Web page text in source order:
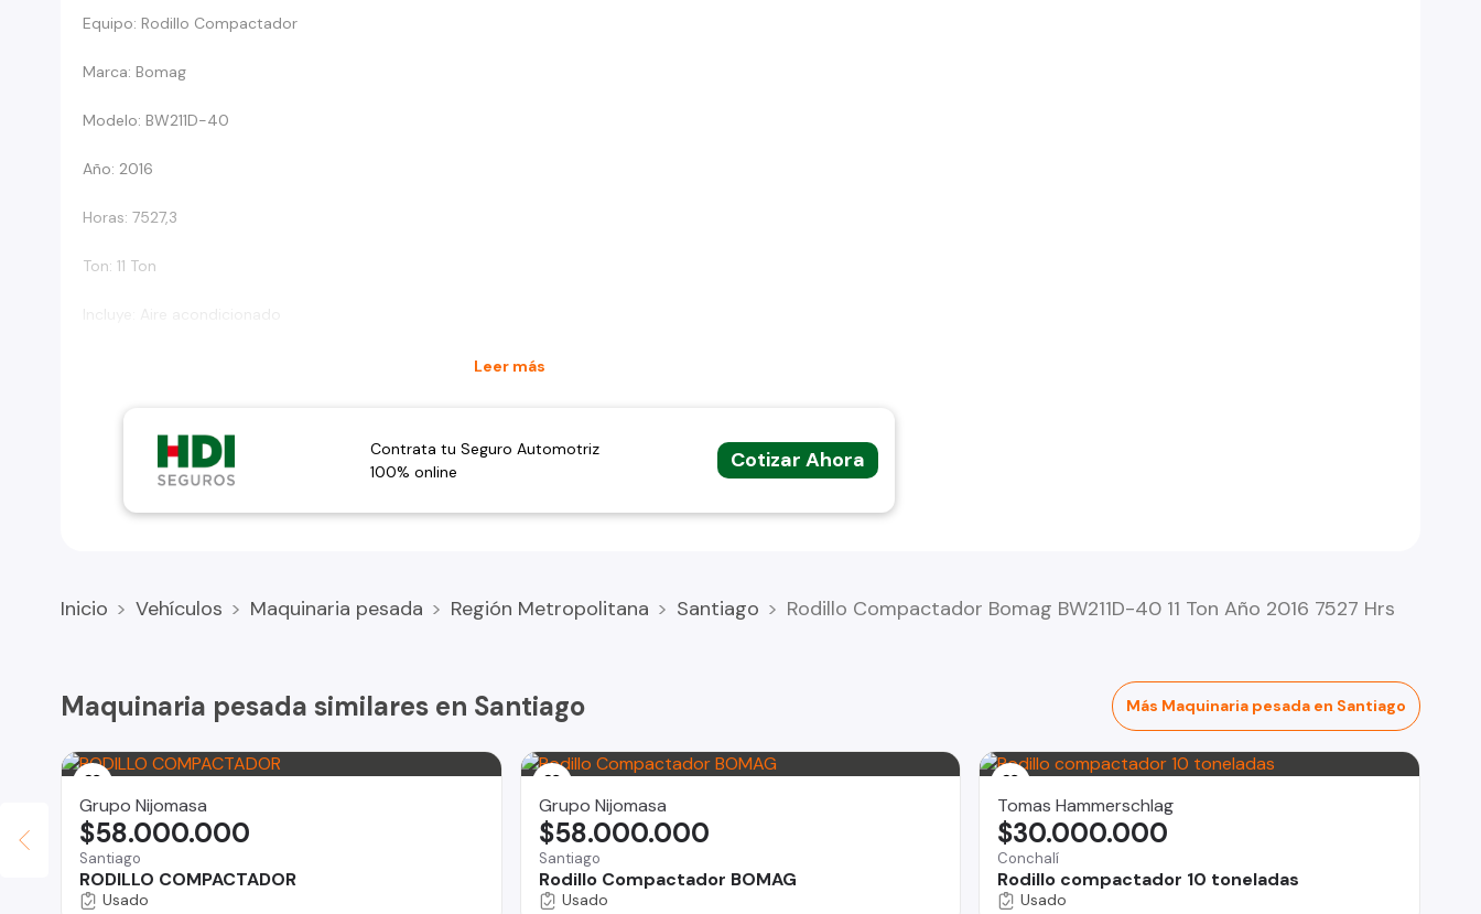
Equipo: Rodillo Compactador
Marca: Bomag
Modelo: BW211D-40
Año: 2016
Horas: 7527,3
Ton: 11 Ton
Ton – Incluye Aire acondicionado – Origen Alemán - Neumáticos al 80% - Papeles al día; llegar y transferir - Razón
de venta renovación.
Papeles al día: sí, llegar y transferir.
Ubicación: Los Ángeles; VIII Región.
Vende LFG Maquinarias
Contacto: Luis Felipe Gatica
Leer más
Contrata tu Seguro Automotriz
100% online
Cotizar Ahora
Inicio Vehículos Maquinaria pesada Región Metropolitana Santiago Rodillo Compactador Bomag BW211D-40 11 Ton Año 2016 7527 Hrs
Maquinaria pesada similares en Santiago Más Maquinaria pesada en Santiago
Grupo Nijomasa
Santiago
RODILLO COMPACTADOR
$58.000.000
Usado
Grupo Nijomasa
Santiago
Rodillo Compactador BOMAG
$58.000.000
Usado
Tomas Hammerschlag
Conchalí
Rodillo compactador 10 toneladas
$30.000.000
Usado